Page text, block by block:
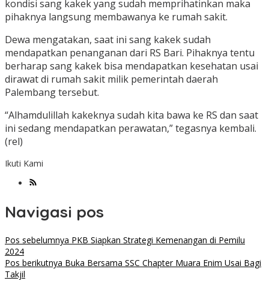
kondisi sang kakek yang sudah memprihatinkan maka
pihaknya langsung membawanya ke rumah sakit.
Dewa mengatakan, saat ini sang kakek sudah
mendapatkan penanganan dari RS Bari. Pihaknya tentu
berharap sang kakek bisa mendapatkan kesehatan usai
dirawat di rumah sakit milik pemerintah daerah
Palembang tersebut.
“Alhamdulillah kakeknya sudah kita bawa ke RS dan saat
ini sedang mendapatkan perawatan,” tegasnya kembali.
(rel)
Ikuti Kami
Navigasi pos
Pos sebelumnya PKB Siapkan Strategi Kemenangan di Pemilu
2024
Pos berikutnya Buka Bersama SSC Chapter Muara Enim Usai Bagi
Takjil